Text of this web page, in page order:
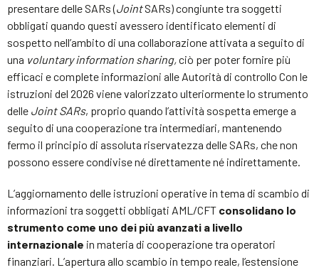
presentare delle SARs (JointSARs) congiunte tra soggetti
obbligati quando questi avessero identificato elementi di
sospetto nell’ambito di una collaborazione attivata a seguito di
una voluntary information sharing,ciò per poter fornire più
efficaci e complete informazioni alle Autorità di controllo Con le
istruzioni del 2026 viene valorizzato ulteriormente lo strumento
delle Joint SARs, proprio quando l’attività sospetta emerge a
seguito di una cooperazione tra intermediari, mantenendo
fermo il principio di assoluta riservatezza delle SARs, che non
possono essere condivise né direttamente né indirettamente.
L’aggiornamento delle istruzioni operative in tema di scambio di
informazioni tra soggetti obbligati AML/CFT consolidano lo
strumento come uno dei più avanzati a livello
internazionale in materia di cooperazione tra operatori
finanziari. L’apertura allo scambio in tempo reale, l’estensione